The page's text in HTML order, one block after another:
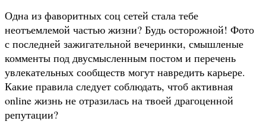
Одна из фаворитных соц сетей стала тебе
неотъемлемой частью жизни? Будь осторожной! Фото
с последней зажигательной вечеринки, смышленые
комменты под двусмысленным постом и перечень
увлекательных сообществ могут навредить карьере.
Какие правила следует соблюдать, чтоб активная
online жизнь не отразилась на твоей драгоценной
репутации?